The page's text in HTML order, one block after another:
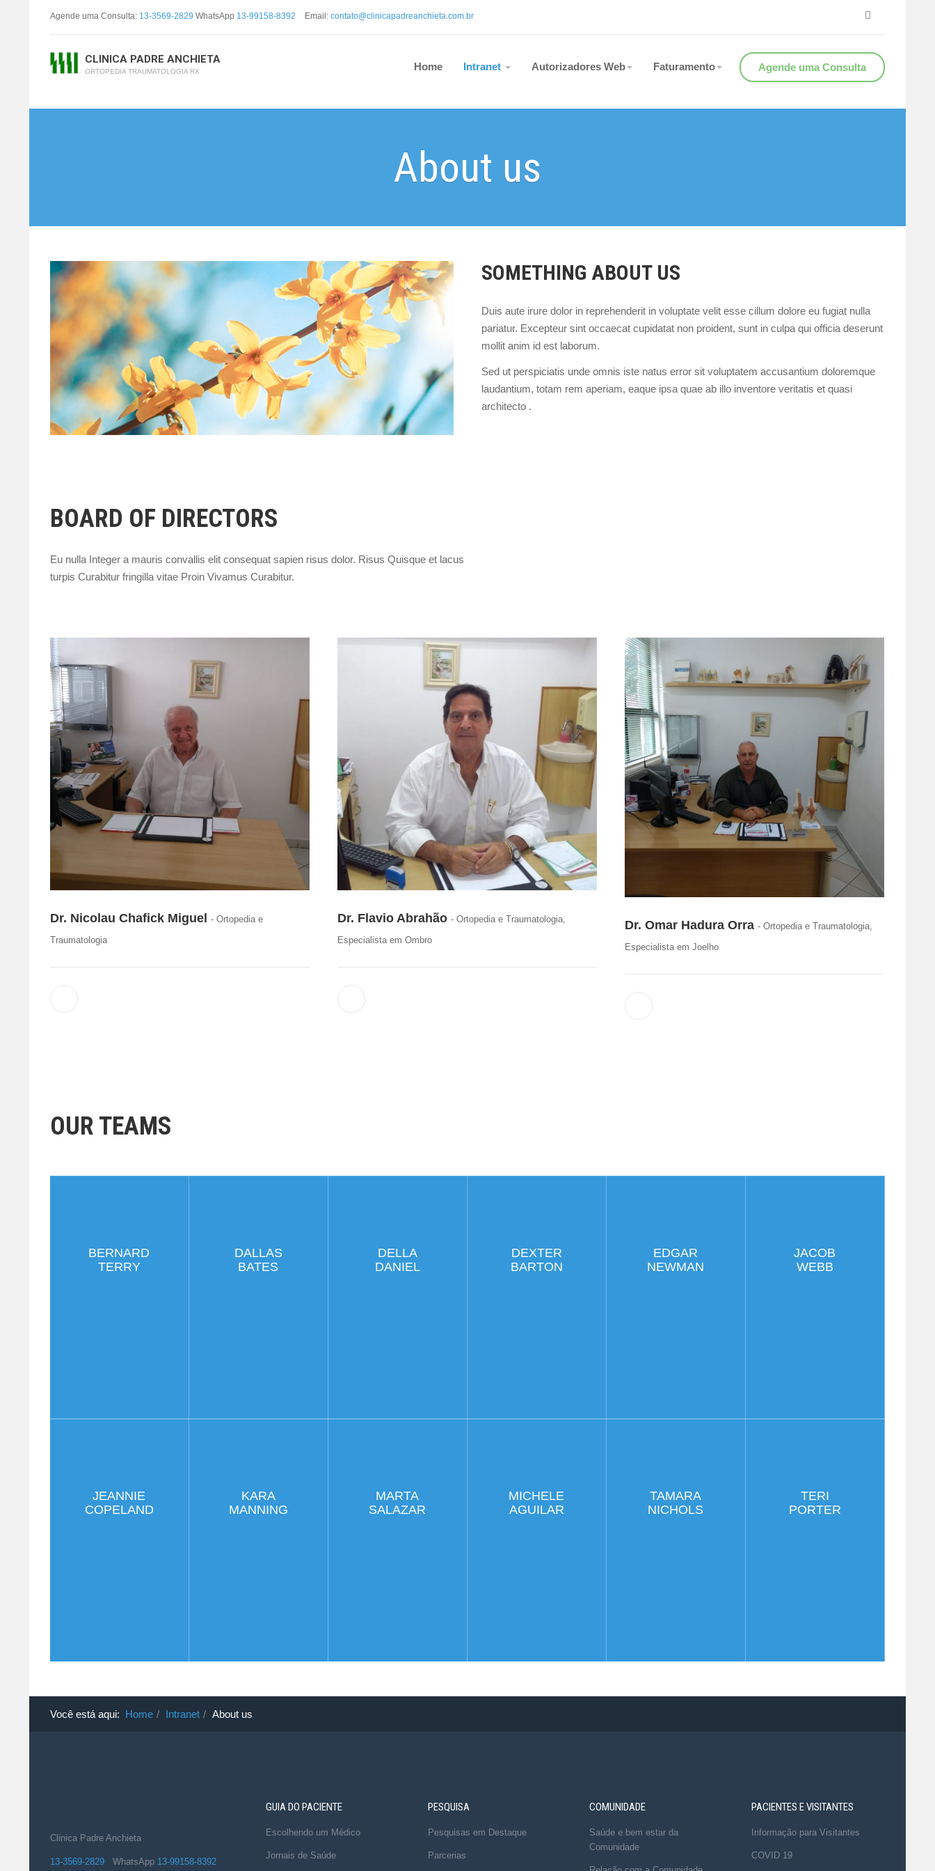
Agende uma Consulta: 13-3569-2829 WhatsApp 13-99158-8392 Email: contato@clinicapadreanchieta.com.br
CLINICA PADRE ANCHIETA
ORTOPEDIA TRAUMATOLOGIA RX Agende uma Consulta
Home Intranet Autorizadores Web Faturamento
About us
SOMETHING ABOUT US
Duis aute irure dolor in reprehenderit in voluptate velit esse cillum dolore eu fugiat nulla
pariatur. Excepteur sint occaecat cupidatat non proident, sunt in culpa qui officia deserunt
mollit anim id est laborum.
Sed ut perspiciatis unde omnis iste natus error sit voluptatem accusantium doloremque
laudantium, totam rem aperiam, eaque ipsa quae ab illo inventore veritatis et quasi
architecto .
BOARD OF DIRECTORS
Eu nulla Integer a mauris convallis elit consequat sapien risus dolor. Risus Quisque et lacus
turpis Curabitur fringilla vitae Proin Vivamus Curabitur.
Dr. Nicolau Chafick Miguel
- Ortopedia e
Traumatologia
Dr. Flavio Abrahão - Ortopedia e Traumatologia,
Especialista em Ombro
Dr. Omar Hadura Orra - Ortopedia e Traumatologia,
Especialista em Joelho
OUR TEAMS
BERNARD
TERRY
DALLAS
BATES
DELLA
DANIEL
DEXTER
BARTON
EDGAR
NEWMAN
JACOB
WEBB
JEANNIE
COPELAND
KARA
MANNING
MARTA
SALAZAR
MICHELE
AGUILAR
TAMARA
NICHOLS
TERI
PORTER
Você está aqui: Home Intranet About us
Clinica Padre Anchieta
13-3569-2829 WhatsApp 13-99158-8392
GUIA DO PACIENTE
Escolhendo um Médico
Jornais de Saúde
PESQUISA
Pesquisas em Destaque
Parcerias
COMUNIDADE
Saúde e bem estar da
Comunidade
PACIENTES E VISITANTES
Informação para Visitantes
COVID 19